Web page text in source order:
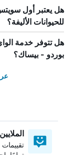
هل يعتبر أول
للحيوانات الأليفة؟
هل تتوفر خدمة
بوردو - بيساك؟